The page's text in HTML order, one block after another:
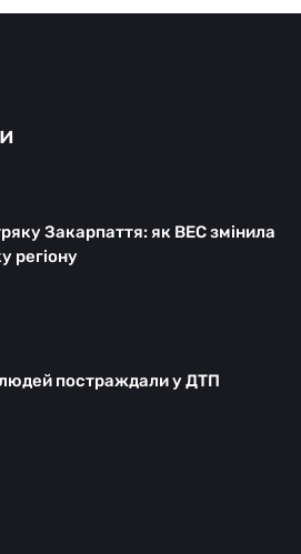
Закарпаття: як ВЕС змінила
регіону
постраждали у ДТП